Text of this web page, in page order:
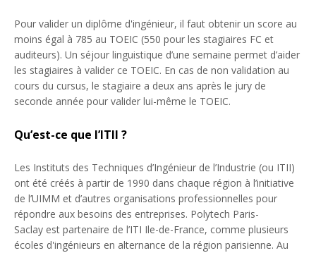
Pour valider un diplôme d'ingénieur, il faut obtenir un score au
moins égal à 785 au TOEIC (550 pour les stagiaires FC et
auditeurs). Un séjour linguistique d’une semaine permet d’aider
les stagiaires à valider ce TOEIC. En cas de non validation au
cours du cursus, le stagiaire a deux ans après le jury de
seconde année pour valider lui-même le TOEIC.
Qu’est-ce que l’ITII ?
Les Instituts des Techniques d’Ingénieur de l’Industrie (ou ITII)
ont été créés à partir de 1990 dans chaque région à l’initiative
de l’UIMM et d’autres organisations professionnelles pour
répondre aux besoins des entreprises. Polytech Paris-
Saclay est partenaire de l’ITI Ile-de-France, comme plusieurs
écoles d'ingénieurs en alternance de la région parisienne. Au